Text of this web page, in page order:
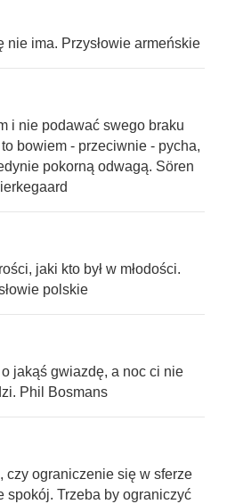
nie ima. Przysłowie armeńskie
i nie podawać swego braku
bowiem - przeciwnie - pycha,
pokorną odwagą. Sören
jaki kto był w młodości.
polskie
jakąś gwiazdę, a noc ci nie
Phil Bosmans
czy ograniczenie się w sferze
spokój. Trzeba by ograniczyć